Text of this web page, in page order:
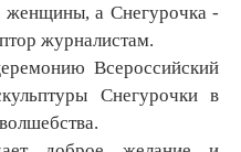
а Снегурочка -
журналистам.
Всероссийский
Снегурочки в